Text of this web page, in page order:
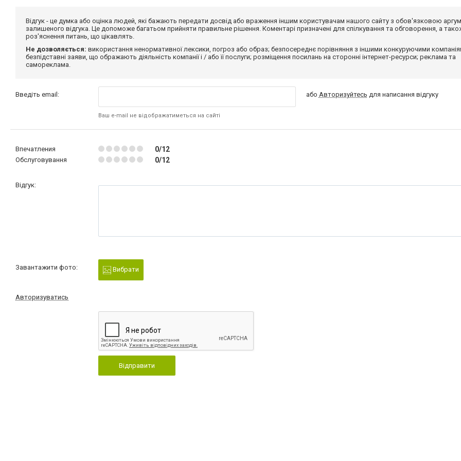
Відгук - це думка або оцінка людей, які бажають передати досвід або враження іншим користувачам нашого сайту з обов'язковою
залишеного відгука. Це допоможе багатьом прийняти правильне рішення. Коментарі призначені для спілкування та обговорення, а
роз'яснення питань, що цікавлять.
Не дозволяється: використання ненормативної лексики, погроз або образ; безпосереднє порівняння з іншими конкуруючими
безпідставні заяви, що ображають діяльність компанії і / або її послуги; розміщення посилань на сторонні інтернет-ресурси; реклама та
самореклама.
Введіть email:
Ваш e-mail не відображатиметься на сайті
або Авторизуйтесь для написання відгуку
Впечатления 0/12
Обслуговування 0/12
Відгук:
Завантажити фото: Вибрати
Авторизуватись
Відправити